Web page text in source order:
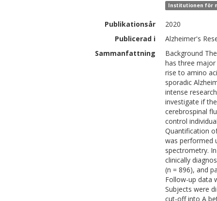
Institutionen för
Publikationsår
2020
Publicerad i
Alzheimer's
Sammanfattning
Background
has three major
rise to amino
sporadic
intense
investigate if
cerebrospinal
control
Quantification
was performed
spectrometry.
clinically
(n = 896), and
Follow-up data
Subjects were
cut-off into A